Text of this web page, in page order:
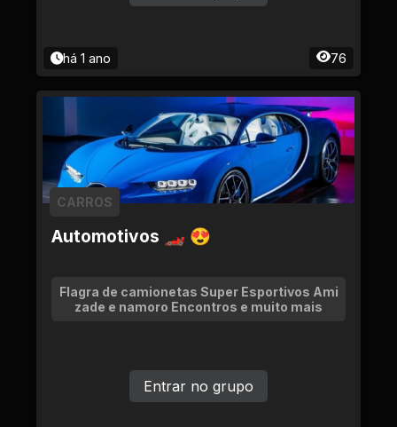
há 1 ano 76
Automotivos 🏎 😍
CARROS
Flagra de camionetas Super Esportivos Ami
zade e namoro Encontros e muito mais
Entrar no grupo